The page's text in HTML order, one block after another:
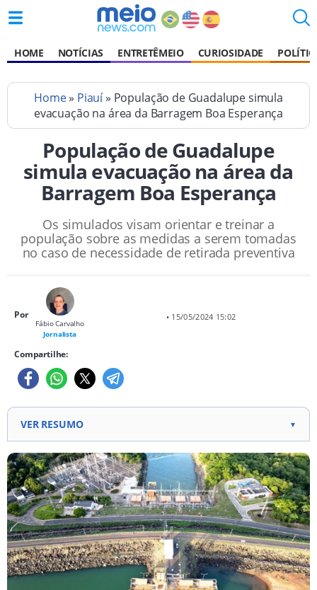
HOME NOTÍCIAS ENTRETÊMEIO CURIOSIDADE
Home» Piauí» População de Guadalupe simula
evacuação na área da Barragem Boa Esperança
População de Guadalupe
simula evacuação na área da
Barragem Boa Esperança
Os simulados visam orientar e treinar a
população sobre as medidas a serem tomadas
no caso de necessidade de retirada preventiva
Por
Fábio Carvalho
Jornalista
• 15/05/2024 15:02
Compartilhe:
VER RESUMO ▼
Evacuação simulada na área próxima à Barragem
Boa Esperança em Guadalupe nos dias 26 a 28 de
maio. Cadastramento das populações locais entre
20 e 24 de maio, com entrevistas porta-a-porta nas
áreas próximas à usina. Traçar estratégias de
evacuação e resgate eficientes para garantir uma
resposta rápida em situações de risco.